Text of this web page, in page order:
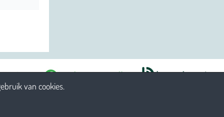
van cookies.